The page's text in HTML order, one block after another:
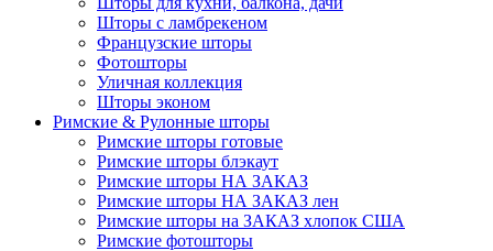
Шторы с ламбрекеном
Французские шторы
Фотошторы
Уличная коллекция
Шторы эконом
Римские & Рулонные шторы
Римские шторы готовые
Римские шторы блэкаут
Римские шторы НА ЗАКАЗ
Римские шторы НА ЗАКАЗ лен
Римские шторы на ЗАКАЗ хлопок США
Римские фотошторы